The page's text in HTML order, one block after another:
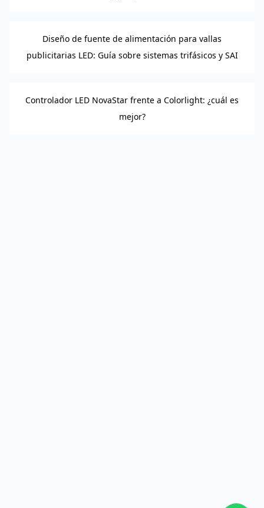
Diseño de fuente de alimentación para vallas
publicitarias LED: Guía sobre sistemas trifásicos y SAI
Controlador LED NovaStar frente a Colorlight: ¿cuál es
mejor?